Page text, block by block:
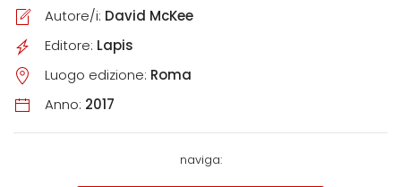
Autore/i: David McKee
Editore: Lapis
Luogo edizione: Roma
Anno: 2017
naviga: